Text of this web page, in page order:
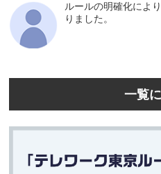
ルールの明確化によ
りました。
一覧